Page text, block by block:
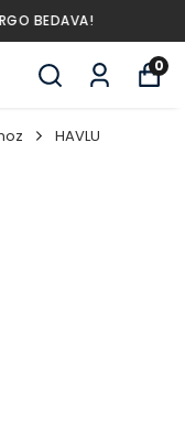
KARGO
0
HAVLU